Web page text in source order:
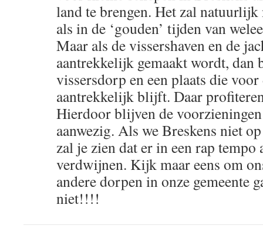
land te brengen. Het zal
als in de ‘gouden’ tijden van
Maar als de vissershaven en de
aantrekkelijk gemaakt wordt, dan
vissersdorp en een plaats die
aantrekkelijk blijft. Daar
Hierdoor blijven de
aanwezig. Als we Breskens niet
zal je zien dat er in een rap
verdwijnen. Kijk maar eens om
andere dorpen in onze gemeente
niet!!!!